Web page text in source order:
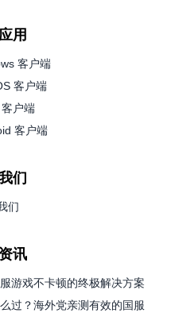
用
客户端
客户端
户端
客户端
们
们
讯
游戏不卡顿的终极解决方案
过？海外党亲测有效的国服